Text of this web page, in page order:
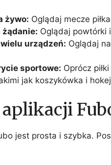
żywo: Oglądaj mecze
żądanie: Oglądaj powtórki
urządzeń: Oglądaj
sportowe: Oprócz
jak koszykówka i
jest prosta i szybka.